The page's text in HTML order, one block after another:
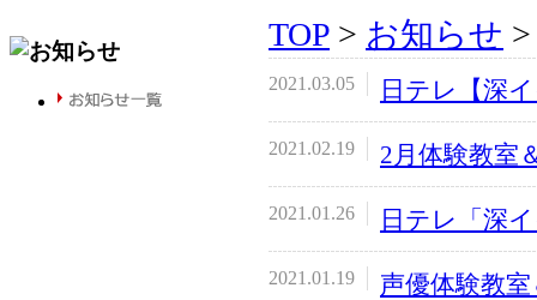
TOP > お知らせ
2021.03.05 日テレ【深
2021.02.19 2月体験教室
2021.01.26 日テレ「深
2021.01.19
声優体験教